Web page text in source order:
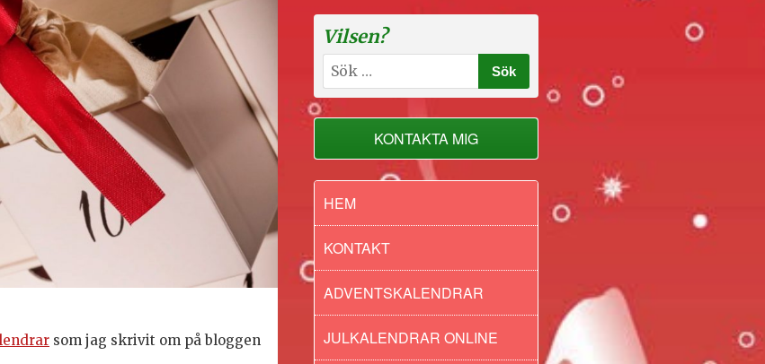
som jag skrivit om på bloggen
Vilsen?
Sök
efter:
KONTAKTA MIG
HEM
KONTAKT
ADVENTSKALENDRAR
JULKALENDRAR ONLINE